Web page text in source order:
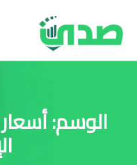
الوسم: